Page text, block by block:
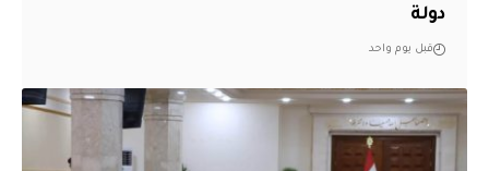
دولة
قبل يوم واحد